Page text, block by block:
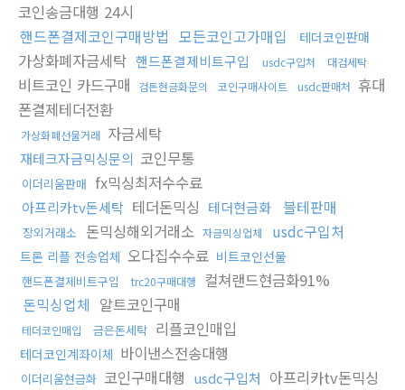
코인송금대행 24시
핸드폰결제코인구매방법 모든코인고가매입 테더코인판매
가상화폐자금세탁 핸드폰결제비트구입 usdc구입처 대검세탁
비트코인 카드구매 검돈현금화문의 코인구매사이트 usdc판매처 휴대
폰결제테더전환
가상화폐선물거래 자금세탁
재테크자금믹싱문의 코인무통
이더리움판매 fx믹싱최저수수료
아프리카tv돈세탁 테더돈믹싱 테더현금화 블테판매
장외거래소 돈믹싱해외거래소 자금믹싱업체 usdc구입처
트론 리플 전송업체 오다집수수료 비트코인선물
핸드폰결제비트구입 trc20구매대행
컬쳐랜드현금화91%
돈믹싱업체 알트코인구매
테더코인매입 금은돈세탁 리플코인매입
테더코인계좌이체 바이낸스전송대행
이더리움현금화 코인구매대행 usdc구입처 아프리카tv돈믹싱